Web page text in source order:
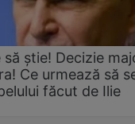
știe! Decizie
Ce urmează să
făcut de Ilie